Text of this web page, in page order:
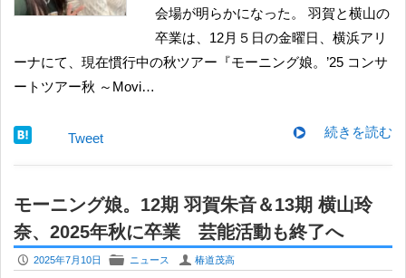
会場が明らかになった。 羽賀と横山の
卒業は、12月５日の金曜日、横浜アリ
ーナにて、現在慣行中の秋ツアー『モーニング娘。’25 コンサ
ートツアー秋 ～Movi…
続きを読む
Tweet
モーニング娘。12期 羽賀朱音＆13期 横山玲
奈、2025年秋に卒業 芸能活動も終了へ
P 2025年7月10日 F ニュース U 椿道茂高